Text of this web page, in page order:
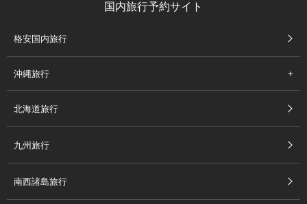
国内旅行予約サイト
格安国内旅行
沖縄旅行
北海道旅行
九州旅行
南西諸島旅行